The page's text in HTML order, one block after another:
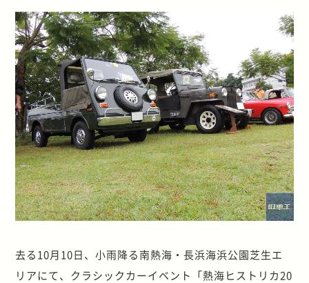
去る10月10日、小雨降る南熱海・長浜海浜公園芝生エ
リアにて、クラシックカーイベント「熱海ヒストリカ20